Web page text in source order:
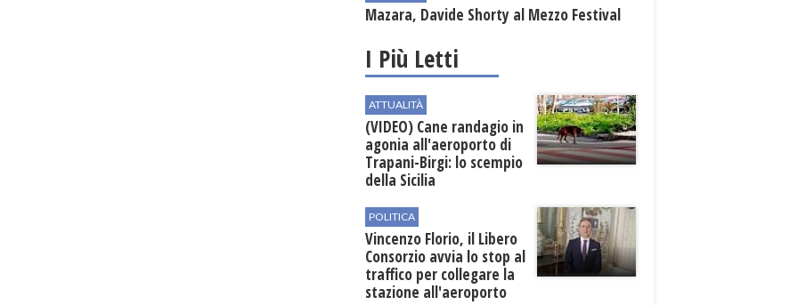
Mazara, Davide Shorty al Mezzo Festival
I Più Letti
ATTUALITÀ
(VIDEO) Cane randagio in
agonia all'aeroporto di
Trapani-Birgi: lo scempio
della Sicilia
POLITICA
Vincenzo Florio, il Libero
Consorzio avvia lo stop al
traffico per collegare la
stazione all'aeroporto